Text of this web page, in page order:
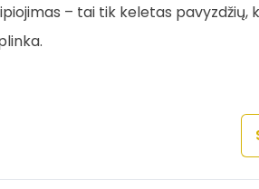
– tai tik keletas pavyzdžių,